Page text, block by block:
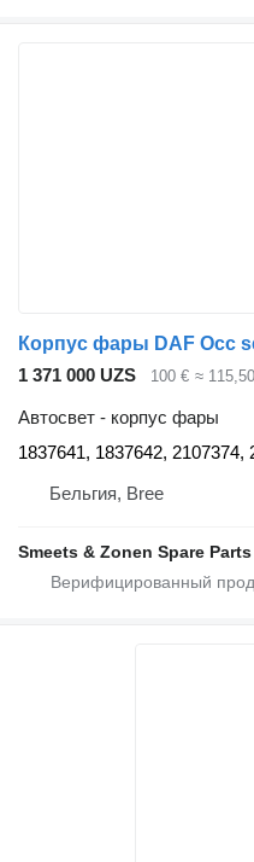
1 371 000 UZS 100 € ≈
Автосвет - корпус фары
1837641, 1837642, 2107374,
Бельгия, Bree
Smeets & Zonen Spare Parts